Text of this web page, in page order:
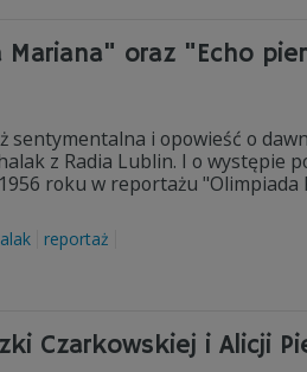
oraz "Echo
sentymentalna i opowieść o
z Radia Lublin. I o występie
roku w reportażu "Olimpiada
reportaż
Czarkowskiej i Alicji